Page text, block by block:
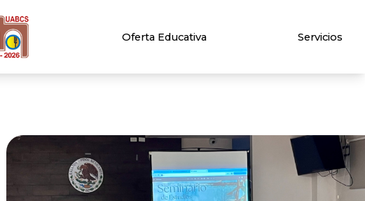
Oferta Educativa Servicios